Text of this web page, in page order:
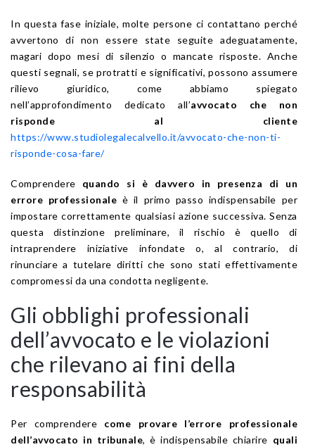
In questa fase iniziale, molte persone ci contattano perché
avvertono di non essere state seguite adeguatamente,
magari dopo mesi di silenzio o mancate risposte. Anche
questi segnali, se protratti e significativi, possono assumere
rilievo giuridico, come abbiamo spiegato
nell’approfondimento dedicato all’avvocato che non
risponde al cliente
https://www.studiolegalecalvello.it/avvocato-che-non-ti-
risponde-cosa-fare/
Comprendere quando si è davvero in presenza di un
errore professionale è il primo passo indispensabile per
impostare correttamente qualsiasi azione successiva. Senza
questa distinzione preliminare, il rischio è quello di
intraprendere iniziative infondate o, al contrario, di
rinunciare a tutelare diritti che sono stati effettivamente
compromessi da una condotta negligente.
Gli obblighi professionali
dell’avvocato e le violazioni
che rilevano ai fini della
responsabilità
Per comprendere come provare l’errore professionale
dell’avvocato in tribunale, è indispensabile chiarire quali